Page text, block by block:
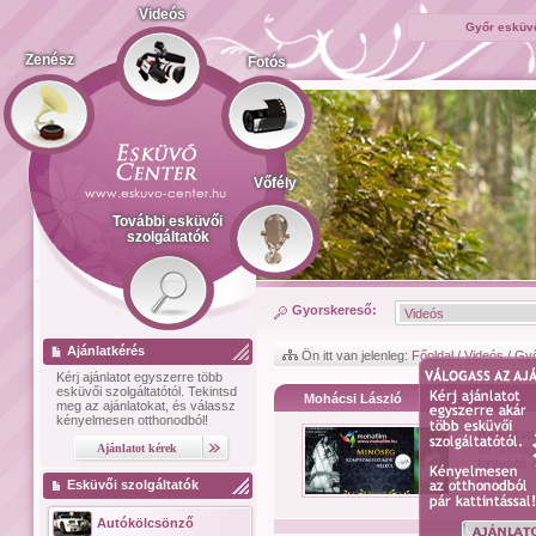
Győr
Zenész
Videós
Fotós
Vőfély
További esküvői
szolgáltatók
Ajánlatkérés
Kérj ajánlatot egyszerre több
esküvői szolgáltatótól. Tekintsd
meg az ajánlatokat, és válassz
kényelmesen otthonodból!
Esküvői szolgáltatók
Autókölcsönző
Gyorskereső:
Ön itt van jelenleg: Főoldal/Videós/
Mohácsi László
de
ifjú pá...